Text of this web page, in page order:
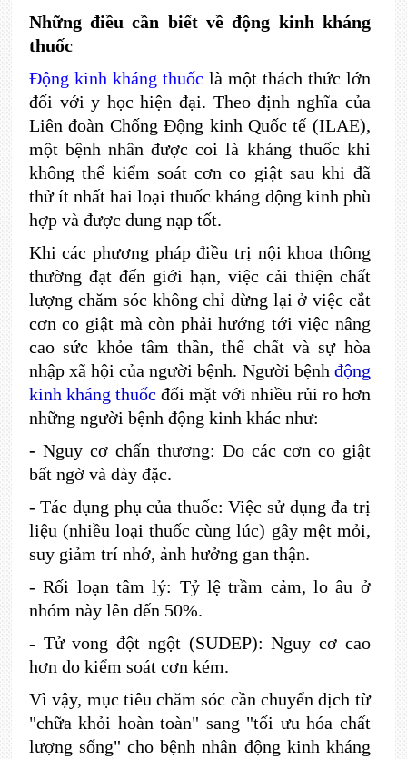
Những điều cần biết về động kinh kháng
thuốc
Động kinh kháng thuốc là một thách thức lớn
đối với y học hiện đại. Theo định nghĩa của
Liên đoàn Chống Động kinh Quốc tế (ILAE),
một bệnh nhân được coi là kháng thuốc khi
không thể kiểm soát cơn co giật sau khi đã
thử ít nhất hai loại thuốc kháng động kinh phù
hợp và được dung nạp tốt.
Khi các phương pháp điều trị nội khoa thông
thường đạt đến giới hạn, việc cải thiện chất
lượng chăm sóc không chỉ dừng lại ở việc cắt
cơn co giật mà còn phải hướng tới việc nâng
cao sức khỏe tâm thần, thể chất và sự hòa
nhập xã hội của người bệnh. Người bệnh động
kinh kháng thuốc đối mặt với nhiều rủi ro hơn
những người bệnh động kinh khác như:
- Nguy cơ chấn thương: Do các cơn co giật
bất ngờ và dày đặc.
- Tác dụng phụ của thuốc: Việc sử dụng đa trị
liệu (nhiều loại thuốc cùng lúc) gây mệt mỏi,
suy giảm trí nhớ, ảnh hưởng gan thận.
- Rối loạn tâm lý: Tỷ lệ trầm cảm, lo âu ở
nhóm này lên đến 50%.
- Tử vong đột ngột (SUDEP): Nguy cơ cao
hơn do kiểm soát cơn kém.
Vì vậy, mục tiêu chăm sóc cần chuyển dịch từ
"chữa khỏi hoàn toàn" sang "tối ưu hóa chất
lượng sống" cho bệnh nhân động kinh kháng